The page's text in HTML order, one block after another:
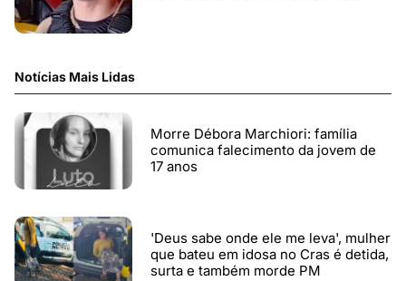
Notícias Mais Lidas
Morre Débora Marchiori: família
comunica falecimento da jovem de
17 anos
'Deus sabe onde ele me leva', mulher
que bateu em idosa no Cras é detida,
surta e também morde PM